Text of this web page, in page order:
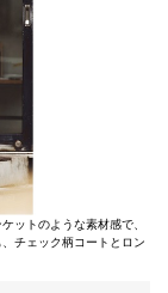
ットのような素材感で、
チェック柄コートとロン